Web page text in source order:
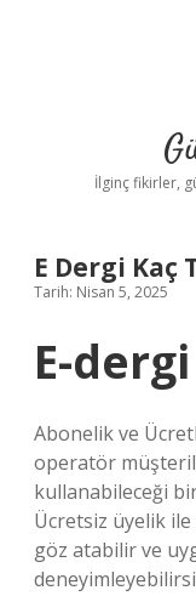
İlginç fikirler,
E Dergi Kaç
Tarih: Nisan 5, 2025
E-
Abonelik ve
operatör
kullanabileceği
Ücretsiz üyelik
göz atabilir ve